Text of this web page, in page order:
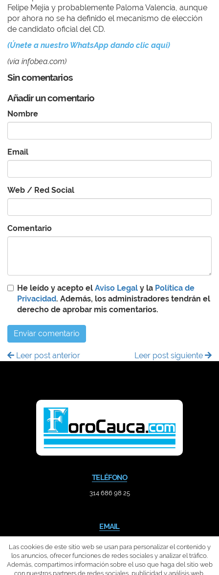
Felipe Mejía y probablemente Paloma Valencia, aunque
por ahora no se ha definido el mecanismo de elección
de candidato oficial del CD.
(Únete a nuestro WhatsApp dando clic aquí)
(vía infobea.com)
Sin comentarios
Añadir un comentario
Nombre
Email
Web / Red Social
Comentario
He leído y acepto el Aviso Legal y la Política de
Privacidad. Además, los administradores tendrán el
derecho de aprobar mis comentarios.
Enviar comentario
Leer post anterior Leer post siguiente
TELÉFONO
314 686 98 25
EMAIL
Las cookies de este sitio web se usan para personalizar el contenido y
los anuncios, ofrecer funciones de redes sociales y analizar el tráfico.
Además, compartimos información sobre el uso que haga del sitio web
con nuestros partners de redes sociales, publicidad y análisis web,